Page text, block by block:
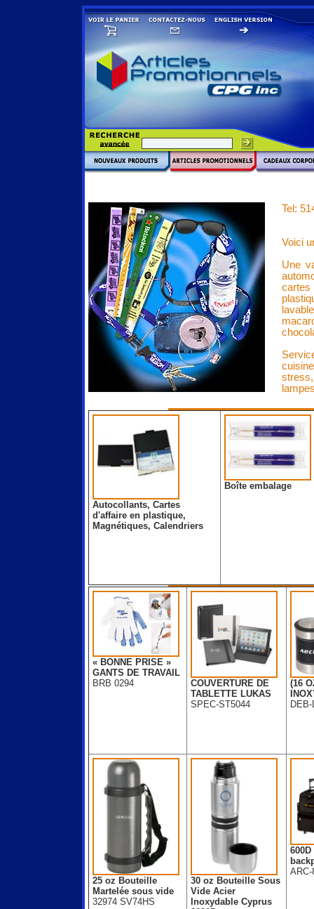
Tel:
Voici
Une
cartes
Autocollants, Cartes
d'affaire en plastique,
Magnétiques, Calendriers
Boîte embalage
« BONNE PRISE »
GANTS DE TRAVAIL
BRB 0294
COUVERTURE DE
TABLETTE LUKAS
SPEC-ST5044
(16
25 oz Bouteille
Martelée sous vide
32974 SV74HS
30 oz Bouteille Sous
Vide Acier
Inoxydable Cyprus
ARC-